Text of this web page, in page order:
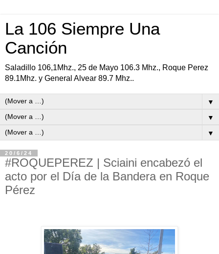
La 106 Siempre Una
Canción
Saladillo 106,1Mhz., 25 de Mayo 106.3 Mhz., Roque Perez
89.1Mhz. y General Alvear 89.7 Mhz..
▼
▼
▼
20/6/24
#ROQUEPEREZ | Sciaini encabezó el
acto por el Día de la Bandera en Roque
Pérez